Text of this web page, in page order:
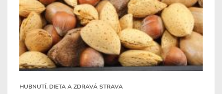
HUBNUTÍ, DIETA A ZDRAVÁ STRAVA